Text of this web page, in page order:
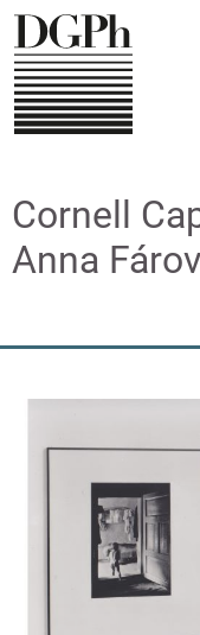
Direkt
zum
Inhalt
Cornell
Anna